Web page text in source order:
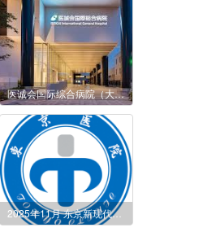
医诚会国际综合病院（大阪）
2025年11月 东京新现代化诊所即将于12月正式开业